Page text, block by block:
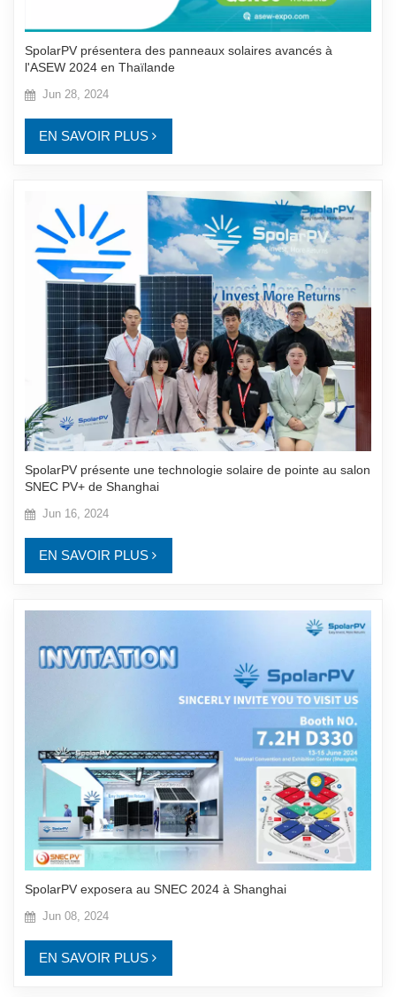
SpolarPV présentera des panneaux solaires avancés à
l'ASEW 2024 en Thaïlande
Jun 28, 2024
EN SAVOIR PLUS
SpolarPV présente une technologie solaire de pointe au salon
SNEC PV+ de Shanghai
Jun 16, 2024
EN SAVOIR PLUS
SpolarPV exposera au SNEC 2024 à Shanghai
Jun 08, 2024
EN SAVOIR PLUS